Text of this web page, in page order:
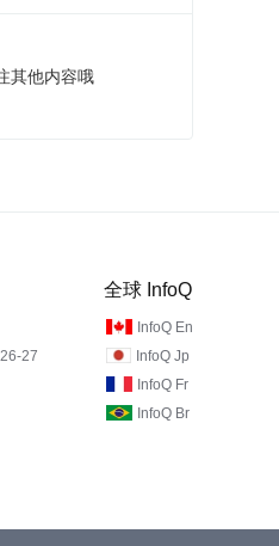
其他内容哦
27
全球 InfoQ
InfoQ En
InfoQ Jp
InfoQ Fr
InfoQ Br